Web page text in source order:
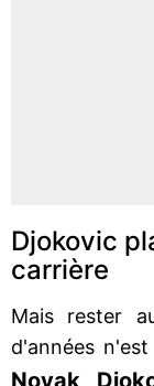
Djokovic
carrière
Mais rester
d'années
Novak